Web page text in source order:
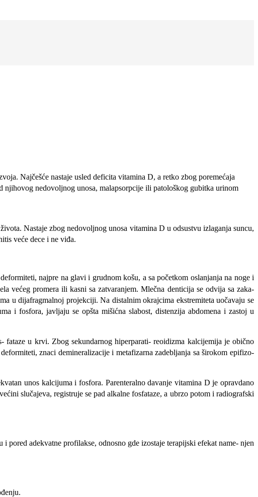
Najčešće nastaje usled deficita vitamina D, a retko zbog poremećaja
nedovoljnog unosa, malapsorpcije ili patološkog gubitka urinom
Nastaje zbog nedovoljnog unosa vitami­na D u odsustvu izlaganja suncu,
veće dece i ne viđa.
najpre na glavi i grudnom košu, a sa početkom oslanjanja na noge i
većeg promera ili kasni sa zatvaranjem. Mlečna denticija se odvija sa zaka­
u dijafragmalnoj projekciji. Na distalnim okrajci­ma ekstremiteta uočavaju se
i fosfora, javljaju se opšta mišićna slabost, distenzija abdomena i zastoj u
u krvi. Zbog sekundarnog hiperparati- reoidizma kalcijemija je obično
znaci demineralizacije i metafizarna zadebljanja sa širokom epifizo-
unos kalcijuma i fosfora. Parenteralno davanje vitamina D je opravdano
slučajeva, registruje se pad alkalne fosfataze, a ubrzo potom i radiografski
adekvatne profilakse, odnosno gde izostaje terapijski efekat name- njen